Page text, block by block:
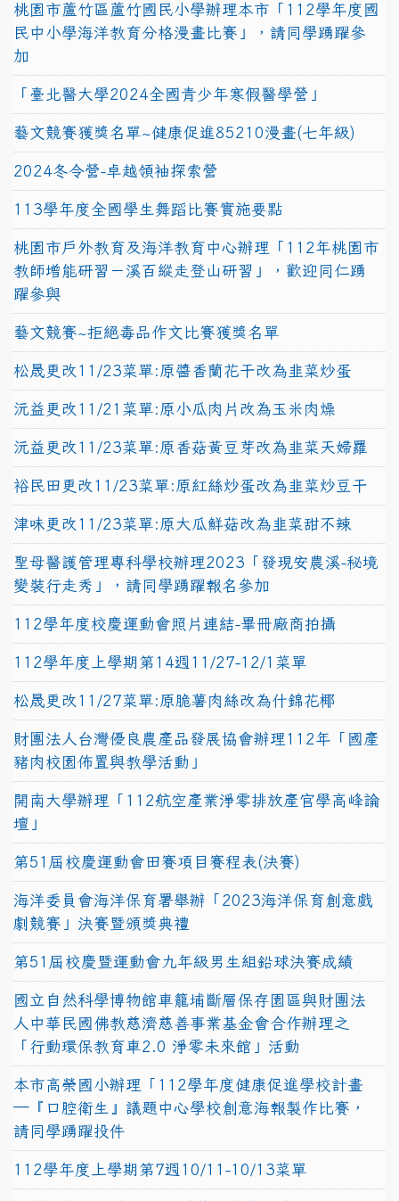
桃園市蘆竹區蘆竹國民小學辦理本市「112學年度國
民中小學海洋教育分格漫畫比賽」，請同學踴躍參
加
「臺北醫大學2024全國青少年寒假醫學營」
藝文競賽獲獎名單~健康促進85210漫畫(七年級)
2024冬令營-卓越領袖探索營
113學年度全國學生舞蹈比賽實施要點
桃園市戶外教育及海洋教育中心辦理「112年桃園市
教師增能研習－溪百縱走登山研習」，歡迎同仁踴
躍參與
藝文競賽~拒絕毒品作文比賽獲獎名單
松晟更改11/23菜單:原醬香蘭花干改為韭菜炒蛋
沅益更改11/21菜單:原小瓜肉片改為玉米肉燥
沅益更改11/23菜單:原香菇黃豆芽改為韭菜天婦羅
裕民田更改11/23菜單:原紅絲炒蛋改為韭菜炒豆干
津味更改11/23菜單:原大瓜鮮菇改為韭菜甜不辣
聖母醫護管理專科學校辦理2023「發現安農溪-秘境
變裝行走秀」，請同學踴躍報名參加
112學年度校慶運動會照片連結-畢冊廠商拍攝
112學年度上學期第14週11/27-12/1菜單
松晟更改11/27菜單:原脆薯肉絲改為什錦花椰
財團法人台灣優良農產品發展協會辦理112年「國產
豬肉校園佈置與教學活動」
開南大學辦理「112航空產業淨零排放產官學高峰論
壇」
第51屆校慶運動會田賽項目賽程表(決賽)
海洋委員會海洋保育署舉辦「2023海洋保育創意戲
劇競賽」決賽暨頒獎典禮
第51屆校慶暨運動會九年級男生組鉛球決賽成績
國立自然科學博物館車籠埔斷層保存園區與財團法
人中華民國佛教慈濟慈善事業基金會合作辦理之
「行動環保教育車2.0 淨零未來館」活動
本市高榮國小辦理「112學年度健康促進學校計畫
─『口腔衛生』議題中心學校創意海報製作比賽，
請同學踴躍投件
112學年度上學期第7週10/11-10/13菜單